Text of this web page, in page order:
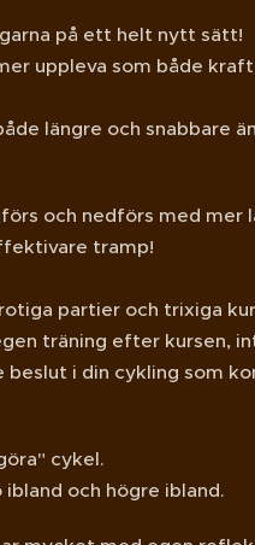
på ett helt nytt sätt!
uppleva som både
längre och snabbare
och nedförs med
tramp!
partier och trixiga
träning efter kursen,
i din cykling som
cykel.
och högre ibland.